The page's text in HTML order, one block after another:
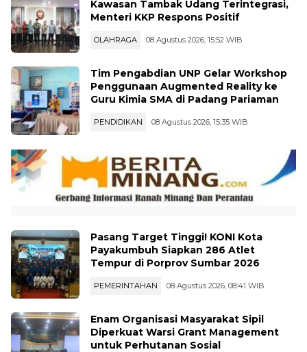
Kawasan Tambak Udang Terintegrasi,
Menteri KKP Respons Positif
OLAHRAGA 08 Agustus 2026, 15:52 WIB
Tim Pengabdian UNP Gelar Workshop
Penggunaan Augmented Reality ke
Guru Kimia SMA di Padang Pariaman
PENDIDIKAN 08 Agustus 2026, 15:35 WIB
Pasang Target Tinggi! KONI Kota
Payakumbuh Siapkan 286 Atlet
Tempur di Porprov Sumbar 2026
PEMERINTAHAN 08 Agustus 2026, 08:41 WIB
Enam Organisasi Masyarakat Sipil
Diperkuat Warsi Grant Management
untuk Perhutanan Sosial